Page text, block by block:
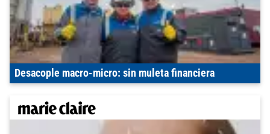
Desacople macro-micro: sin muleta financiera